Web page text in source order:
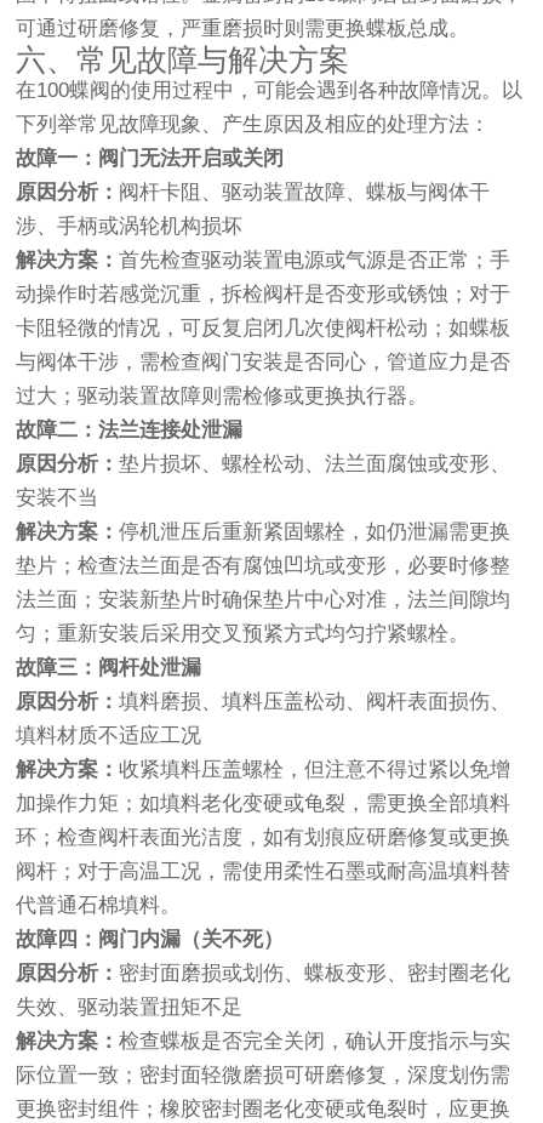
可通过研磨修复，严重磨损时则需更换蝶板总成。
六、常见故障与解决方案
在100蝶阀的使用过程中，可能会遇到各种故障情况。以
下列举常见故障现象、产生原因及相应的处理方法：
故障一：阀门无法开启或关闭
原因分析： 阀杆卡阻、驱动装置故障、蝶板与阀体干
涉、手柄或涡轮机构损坏
解决方案：首先检查驱动装置电源或气源是否正常；手
动操作时若感觉沉重，拆检阀杆是否变形或锈蚀；对于
卡阻轻微的情况，可反复启闭几次使阀杆松动；如蝶板
与阀体干涉，需检查阀门安装是否同心，管道应力是否
过大；驱动装置故障则需检修或更换执行器。
故障二：法兰连接处泄漏
原因分析：垫片损坏、螺栓松动、法兰面腐蚀或变形、
安装不当
解决方案：停机泄压后重新紧固螺栓，如仍泄漏需更换
垫片；检查法兰面是否有腐蚀凹坑或变形，必要时修整
法兰面；安装新垫片时确保垫片中心对准，法兰间隙均
匀；重新安装后采用交叉预紧方式均匀拧紧螺栓。
故障三：阀杆处泄漏
原因分析：填料磨损、填料压盖松动、阀杆表面损伤、
填料材质不适应工况
解决方案：收紧填料压盖螺栓，但注意不得过紧以免增
加操作力矩；如填料老化变硬或龟裂，需更换全部填料
环；检查阀杆表面光洁度，如有划痕应研磨修复或更换
阀杆；对于高温工况，需使用柔性石墨或耐高温填料替
代普通石棉填料。
故障四：阀门内漏（关不死）
原因分析： 密封面磨损或划伤、蝶板变形、密封圈老化
失效、驱动装置扭矩不足
解决方案：检查蝶板是否完全关闭，确认开度指示与实
际位置一致；密封面轻微磨损可研磨修复，深度划伤需
更换密封组件；橡胶密封圈老化变硬或龟裂时，应更换